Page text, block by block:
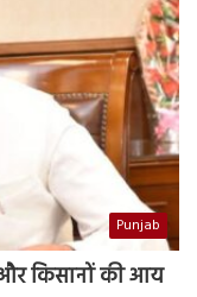
Punjab
किसानों की आय